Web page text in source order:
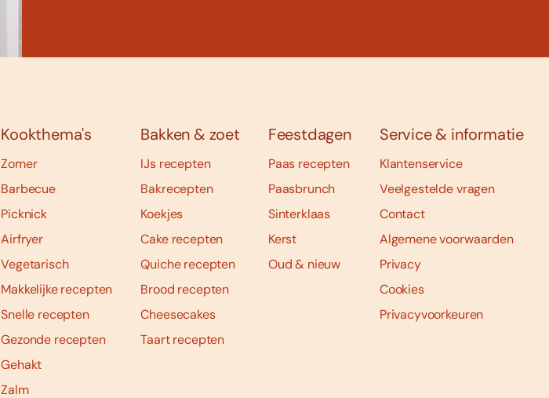
Kookthema's
Zomer
Barbecue
Picknick
Airfryer
Vegetarisch
Makkelijke recepten
Snelle recepten
Gezonde recepten
Gehakt
Zalm
Bakken & zoet
IJs recepten
Bakrecepten
Koekjes
Cake recepten
Quiche recepten
Brood recepten
Cheesecakes
Taart recepten
Feestdagen
Paas recepten
Paasbrunch
Sinterklaas
Kerst
Oud & nieuw
Service & informatie
Klantenservice
Veelgestelde vragen
Contact
Algemene voorwaarden
Privacy
Cookies
Privacyvoorkeuren